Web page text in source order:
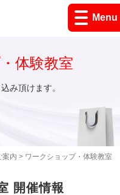
Menu
案内 > ワークショップ・体験教室
体験教室
み頂けます。
開催情報